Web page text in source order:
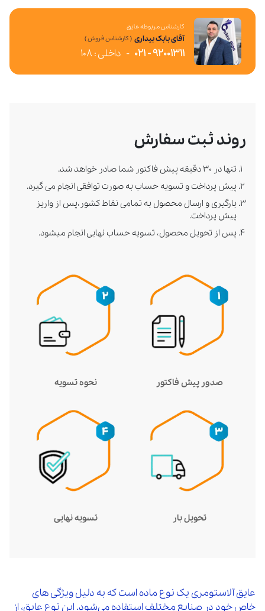
کارشناس مربوطه عایق
آقای بابک بیداری ( کارشناس فروش )
92001311 - 021
- داخلی : 108
روند ثبت سفارش
تنها در ۳۰ دقیقه پیش فاکتور شما صادر خواهد شد.
پیش پرداخت و تسویه حساب به صورت توافقی انجام می گیرد.
بارگیری و ارسال محصول به تمامی نقاط کشور،پس از واریز
پیش پرداخت.
پس از تحویل محصول، تسویه حساب نهایی انجام میشود.
صدور پیش فاکتور نحوه تسویه
تحویل بار تسویه نهایی
عایق آلاستومری یک نوع ماده است که به دلیل ویژگی‌ های
خاص خود در صنایع مختلف استفاده می‌شود. این نوع عایق، از